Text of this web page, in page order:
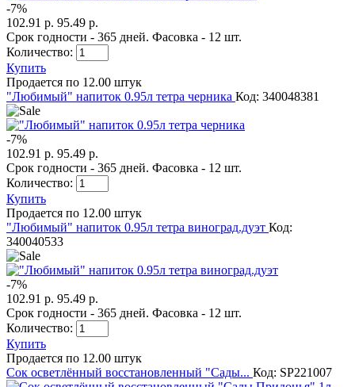
-7%
102.91 р. 95.49 р.
Срок годности - 365 дней. Фасовка - 12 шт.
Количество:
Купить
Продается по 12.00 штук
"Любимый" напиток 0.95л тетра черника Код: 340048381
-7%
102.91 р. 95.49 р.
Срок годности - 365 дней. Фасовка - 12 шт.
Количество:
Купить
Продается по 12.00 штук
"Любимый" напиток 0.95л тетра виноград.дуэт Код:
340040533
-7%
102.91 р. 95.49 р.
Срок годности - 365 дней. Фасовка - 12 шт.
Количество:
Купить
Продается по 12.00 штук
Сок осветлённый восстановленный "Сады... Код: SP221007